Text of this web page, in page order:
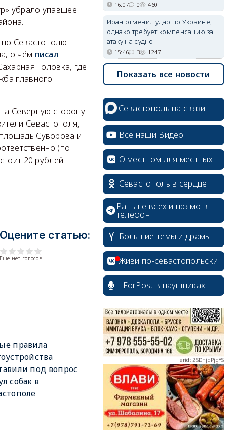
убрало упавшее
Севастополю
о чём писал
Головка, где
главного
Северную сторону
Севастополя,
Суворова и
(по
20 рублей.
Оцените статью:
Еще нет голосов
правила
под вопрос
собак в
16:07 0 460
Иран отменил удар по Украине,
однако требует компенсацию за
атаку на судно
15:46 3 1247
Показать все новости
Севастополь на связи
Все наши Видео
О местном для местных
Севастополь в сердце
Раньше всех и прямо в
телефон
Большие темы и драмы
Живи по-севастопольски
ForPost в наушниках
erid: 2SDnjcrDNw6
erid: 2SDnjdPjgYS
erid: 2SDnjdvhGXG